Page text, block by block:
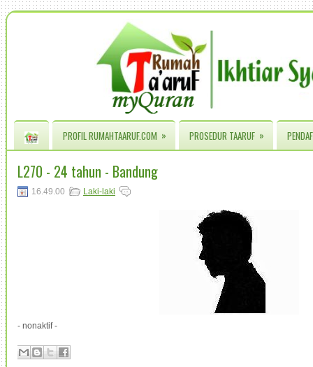
PROFIL RUMAHTAARUF.COM » PROSEDUR TAARUF »
L270 - 24 tahun - Bandung
16.49.00 Laki-laki
- nonaktif -